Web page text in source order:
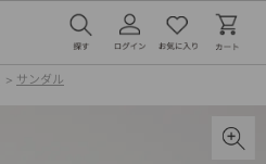
> サンダル